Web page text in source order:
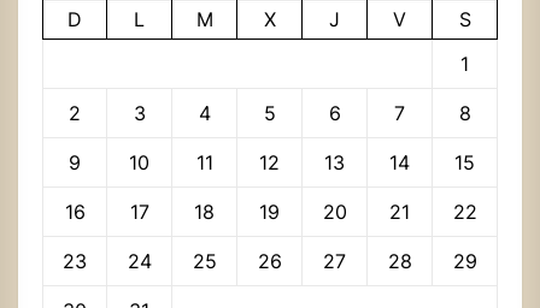
D L M X J V
S
1
2 3 4 5 6 7 8
9 10 11 12 13 14 15
16 17 18 19 20 21 22
23 24 25 26 27 28 29